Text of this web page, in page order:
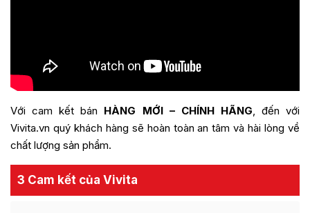
Với cam kết bán HÀNG MỚI – CHÍNH HÃNG, đến với
Vivita.vn quý khách hàng sẽ hoàn toàn an tâm và hài lòng về
chất lượng sản phẩm.
3 Cam kết của Vivita